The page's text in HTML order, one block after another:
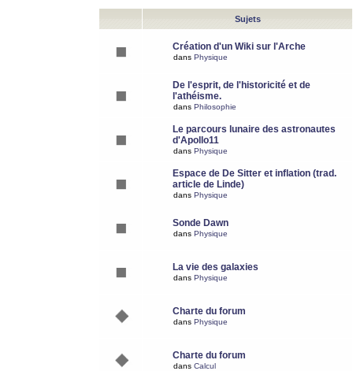
Sujets
Création d'un Wiki sur l'Arche
dans Physique
De l'esprit, de l'historicité et de
l'athéisme.
dans Philosophie
Le parcours lunaire des astronautes
d'Apollo11
dans Physique
Espace de De Sitter et inflation (trad.
article de Linde)
dans Physique
Sonde Dawn
dans Physique
La vie des galaxies
dans Physique
Charte du forum
dans Physique
Charte du forum
dans Calcul